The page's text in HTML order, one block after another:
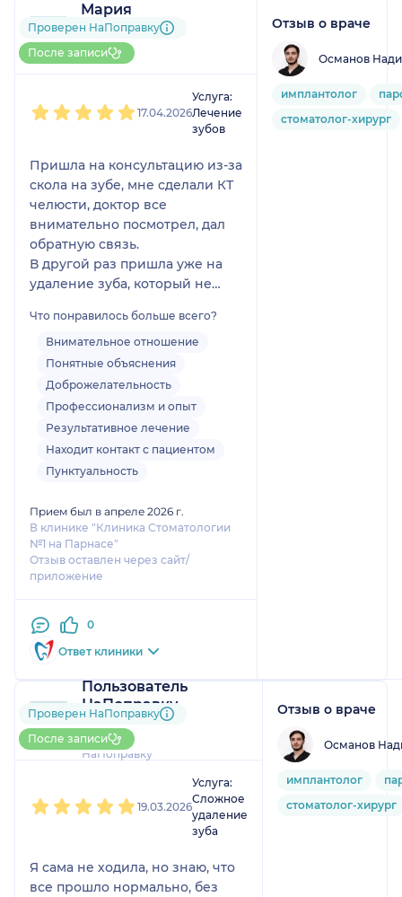
Мария
9 отзывови3 оценки
Больше 20 записей через
НаПоправку
Проверен НаПоправку
После записи
17.04.2026
Услуга:
Лечение
зубов
Пришла на консультацию из-за
скола на зубе, мне сделали КТ
челюсти, доктор все
внимательно посмотрел, дал
обратную связь.
В другой раз пришла уже на
удаление зуба, который не
и комфортно все прошло, даже
не заметила, как его удалили.
До этого был опыт удаления
двух зубов, этот был самый
комфортный и
безболезненный)
Что понравилось больше всего?
Внимательное отношение
Понятные объяснения
Доброжелательность
Профессионализм и опыт
Результативное лечение
Находит контакт с пациентом
Пунктуальность
Прием был в апреле 2026 г.
В клинике "Клиника Стоматологии
№1 на Парнасе"
Отзыв оставлен через сайт/
приложение
0
Ответ клиники
Отзыв о враче
Османов
имплантолог
стоматолог-хирург
Пользователь
НаПоправку
12 отзывов
Больше 60 записей через
НаПоправку
Проверен НаПоправку
После записи
19.03.2026
Услуга:
Сложное
удаление
зуба
Я сама не ходила, но знаю, что
все прошло нормально, без
Отзыв о враче
Османов
имплантолог
стоматолог-хирург